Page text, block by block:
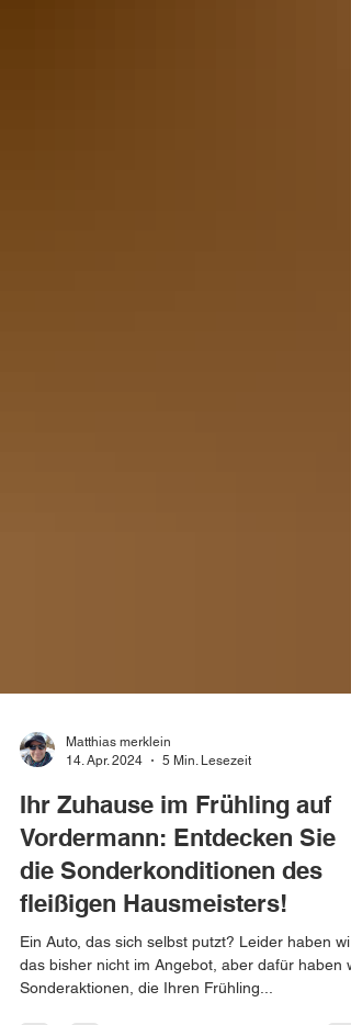
14. Apr. 2024
5 Min. Lesezeit
Ihr Zuhause im Frühling auf
Vordermann: Entdecken Sie
die Sonderkonditionen des
fleißigen Hausmeisters!
Ein Auto, das sich selbst putzt? Leider haben wir